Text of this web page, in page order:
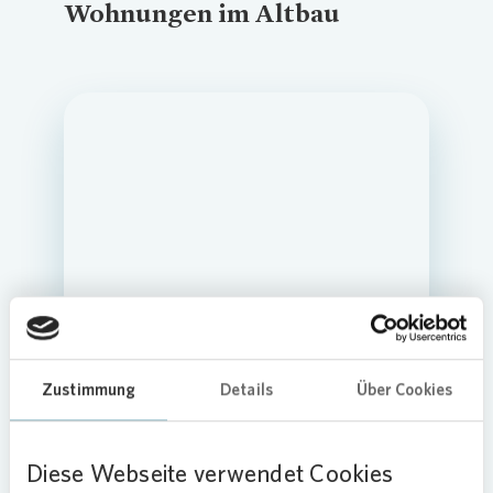
Zustimmung Details Über Cookies
Diese Webseite verwendet Cookies
Wohnungen im Altbau